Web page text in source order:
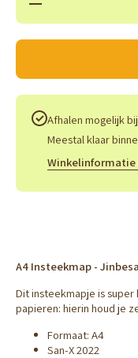
voor A4
Afhalen mogelijk bij
Meestal klaar
Winkelinformatie
A4 Insteekmap -
Dit insteekmapje is
papieren: hierin houd je
Formaat: A4
San-X 2022